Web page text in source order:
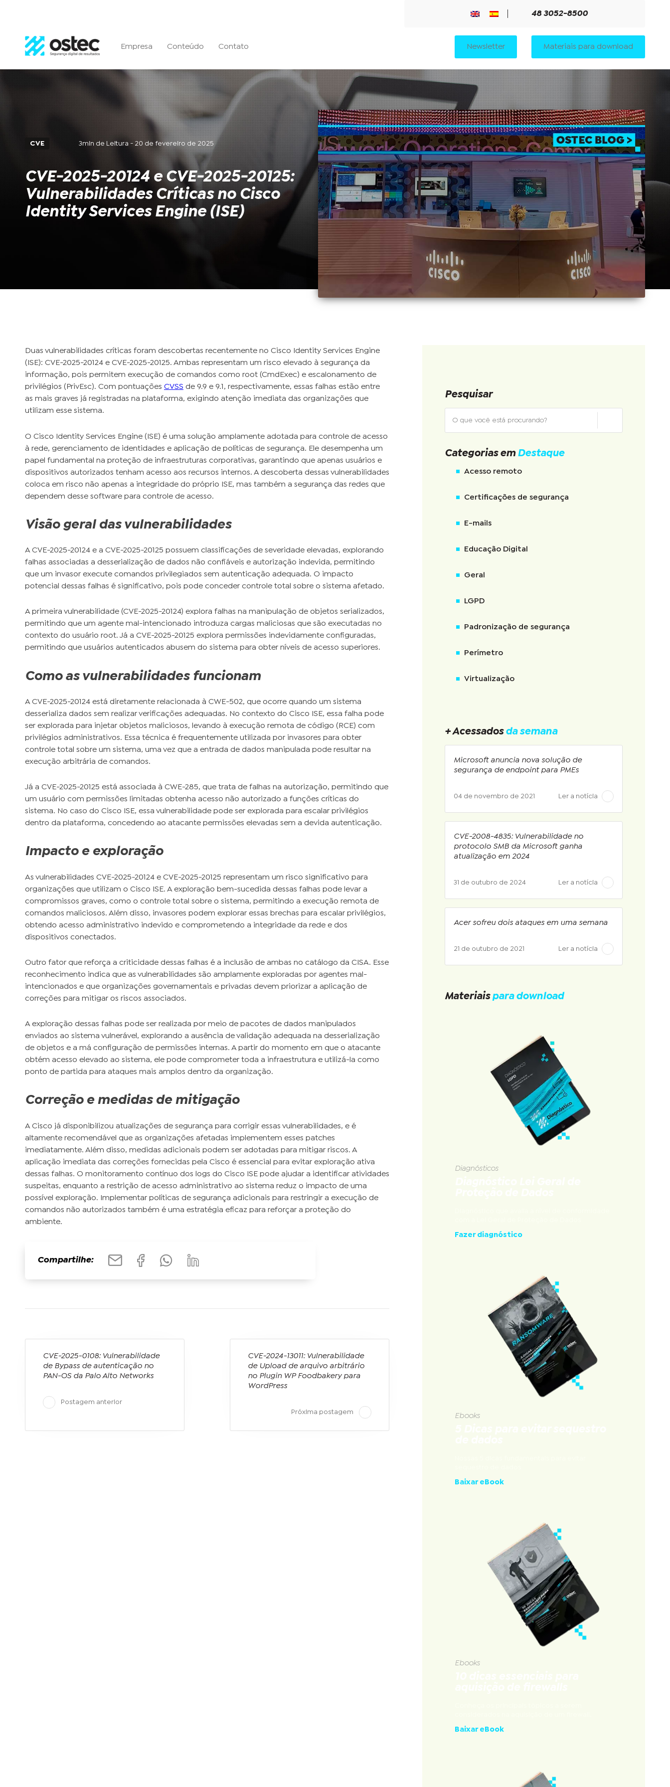
48 3052-8500
Empresa Conteúdo Contato Newsletter Materiais para download
CVE 3min de Leitura - 20 de fevereiro de 2025
CVE-2025-20124 e CVE-2025-20125:
Vulnerabilidades Críticas no Cisco
Identity Services Engine (ISE)
Duas vulnerabilidades críticas foram descobertas recentemente no Cisco Identity Services Engine
(ISE): CVE-2025-20124 e CVE-2025-20125. Ambas representam um risco elevado à segurança da
informação, pois permitem execução de comandos como root (CmdExec) e escalonamento de
privilégios (PrivEsc). Com pontuações CVSS de 9.9 e 9.1, respectivamente, essas falhas estão entre
as mais graves já registradas na plataforma, exigindo atenção imediata das organizações que
utilizam esse sistema.
O Cisco Identity Services Engine (ISE) é uma solução amplamente adotada para controle de acesso
à rede, gerenciamento de identidades e aplicação de políticas de segurança. Ele desempenha um
papel fundamental na proteção de infraestruturas corporativas, garantindo que apenas usuários e
dispositivos autorizados tenham acesso aos recursos internos. A descoberta dessas vulnerabilidades
coloca em risco não apenas a integridade do próprio ISE, mas também a segurança das redes que
dependem desse software para controle de acesso.
Visão geral das vulnerabilidades
A CVE-2025-20124 e a CVE-2025-20125 possuem classificações de severidade elevadas, explorando
falhas associadas a desserialização de dados não confiáveis e autorização indevida, permitindo
que um invasor execute comandos privilegiados sem autenticação adequada. O impacto
potencial dessas falhas é significativo, pois pode conceder controle total sobre o sistema afetado.
A primeira vulnerabilidade (CVE-2025-20124) explora falhas na manipulação de objetos serializados,
permitindo que um agente mal-intencionado introduza cargas maliciosas que são executadas no
contexto do usuário root. Já a CVE-2025-20125 explora permissões indevidamente configuradas,
permitindo que usuários autenticados abusem do sistema para obter níveis de acesso superiores.
Como as vulnerabilidades funcionam
A CVE-2025-20124 está diretamente relacionada à CWE-502, que ocorre quando um sistema
desserializa dados sem realizar verificações adequadas. No contexto do Cisco ISE, essa falha pode
ser explorada para injetar objetos maliciosos, levando à execução remota de código (RCE) com
privilégios administrativos. Essa técnica é frequentemente utilizada por invasores para obter
controle total sobre um sistema, uma vez que a entrada de dados manipulada pode resultar na
execução arbitrária de comandos.
Já a CVE-2025-20125 está associada à CWE-285, que trata de falhas na autorização, permitindo que
um usuário com permissões limitadas obtenha acesso não autorizado a funções críticas do
sistema. No caso do Cisco ISE, essa vulnerabilidade pode ser explorada para escalar privilégios
dentro da plataforma, concedendo ao atacante permissões elevadas sem a devida autenticação.
Impacto e exploração
As vulnerabilidades CVE-2025-20124 e CVE-2025-20125 representam um risco significativo para
organizações que utilizam o Cisco ISE. A exploração bem-sucedida dessas falhas pode levar a
compromissos graves, como o controle total sobre o sistema, permitindo a execução remota de
comandos maliciosos. Além disso, invasores podem explorar essas brechas para escalar privilégios,
obtendo acesso administrativo indevido e comprometendo a integridade da rede e dos
dispositivos conectados.
Outro fator que reforça a criticidade dessas falhas é a inclusão de ambas no catálogo da CISA. Esse
reconhecimento indica que as vulnerabilidades são amplamente exploradas por agentes mal-
intencionados e que organizações governamentais e privadas devem priorizar a aplicação de
correções para mitigar os riscos associados.
A exploração dessas falhas pode ser realizada por meio de pacotes de dados manipulados
enviados ao sistema vulnerável, explorando a ausência de validação adequada na desserialização
de objetos e a má configuração de permissões internas. A partir do momento em que o atacante
obtém acesso elevado ao sistema, ele pode comprometer toda a infraestrutura e utilizá-la como
ponto de partida para ataques mais amplos dentro da organização.
Correção e medidas de mitigação
A Cisco já disponibilizou atualizações de segurança para corrigir essas vulnerabilidades, e é
altamente recomendável que as organizações afetadas implementem esses patches
imediatamente. Além disso, medidas adicionais podem ser adotadas para mitigar riscos. A
aplicação imediata das correções fornecidas pela Cisco é essencial para evitar exploração ativa
dessas falhas. O monitoramento contínuo dos logs do Cisco ISE pode ajudar a identificar atividades
suspeitas, enquanto a restrição de acesso administrativo ao sistema reduz o impacto de uma
possível exploração. Implementar políticas de segurança adicionais para restringir a execução de
comandos não autorizados também é uma estratégia eficaz para reforçar a proteção do
ambiente.
Compartilhe:
CVE-2025-0108: Vulnerabilidade
de Bypass de autenticação no
PAN-OS da Palo Alto Networks
Postagem anterior
CVE-2024-13011: Vulnerabilidade
de Upload de arquivo arbitrário
no Plugin WP Foodbakery para
WordPress
Próxima postagem
Pesquisar
Categorias em Destaque
Acesso remoto
Certificações de segurança
E-mails
Educação Digital
Geral
LGPD
Padronização de segurança
Perímetro
Virtualização
+ Acessados da semana
Microsoft anuncia nova solução de
segurança de endpoint para PMEs
04 de novembro de 2021 Ler a notícia
CVE-2008-4835: Vulnerabilidade no
protocolo SMB da Microsoft ganha
atualização em 2024
31 de outubro de 2024 Ler a notícia
Acer sofreu dois ataques em uma semana
21 de outubro de 2021 Ler a notícia
Materiais para download
Diagnósticos
Fazer diagnóstico
Ebooks
Baixar eBook
Ebooks
Baixar eBook